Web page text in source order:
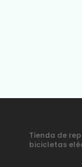
Tienda de
bicicletas